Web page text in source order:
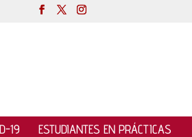
19
ESTUDIANTES EN PRÁCTICAS